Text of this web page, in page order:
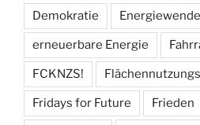
Demokratie Energiewende
erneuerbare Energie
FCKNZS!
Fridays for Future Frieden